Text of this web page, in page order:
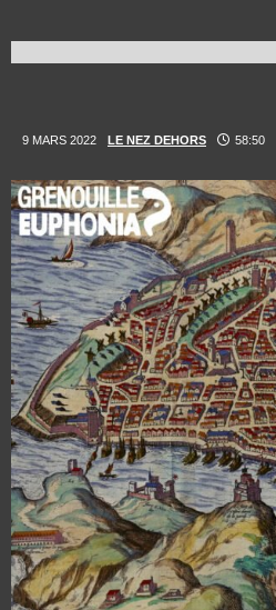
9 MARS 2022 LE NEZ DEHORS 58:50